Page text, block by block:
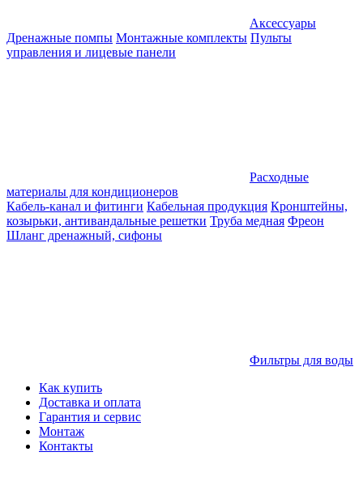
Аксессуары
Дренажные помпы Монтажные комплекты Пульты
управления и лицевые панели
Расходные
материалы для кондиционеров
Кабель-канал и фитинги Кабельная продукция Кронштейны,
козырьки, антивандальные решетки Труба медная Фреон
Шланг дренажный, сифоны
Фильтры для воды
Как купить
Доставка и оплата
Гарантия и сервис
Монтаж
Контакты